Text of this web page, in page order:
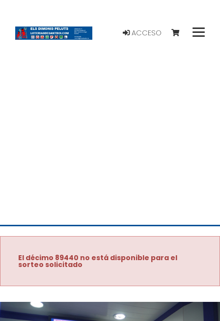
ACCESO
El décimo 89440 no está disponible para el
sorteo solicitado